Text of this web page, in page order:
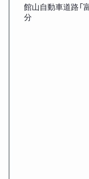
館山自動車道路「
分